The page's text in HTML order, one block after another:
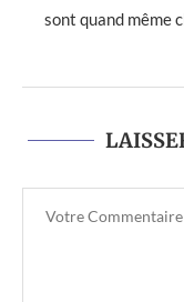
sont quand même